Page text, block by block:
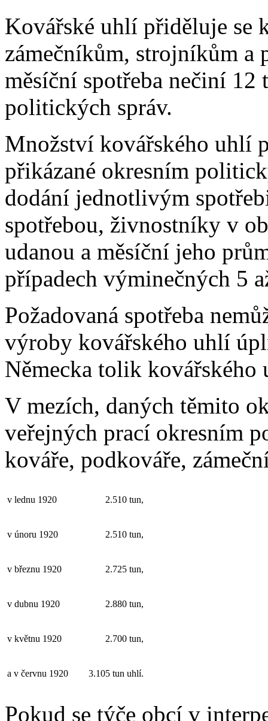
Kovářské uhlí přiděluje se
zámečníkům, strojníkům a
měsíční spotřeba nečiní
politických správ.
Množství kovářského uhlí
přikázané okresním
dodání jednotlivým
spotřebou, živnostníky v
udanou a měsíční jeho
případech výminečných 5
Požadovaná spotřeba
výroby kovářského uhlí
Německa tolik
V mezích, daných těmito
veřejných prací okresním
kováře, podkováře,
v lednu 1920 2.510 tun,
v únoru 1920 2.510 tun,
v březnu 1920 2.725 tun,
v dubnu 1920 2.880 tun,
v květnu 1920 2.700 tun,
a v červnu 1920 3.105 tun uhlí.
Pokud se týče obcí v